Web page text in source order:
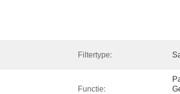
Filtertype:
Functie: